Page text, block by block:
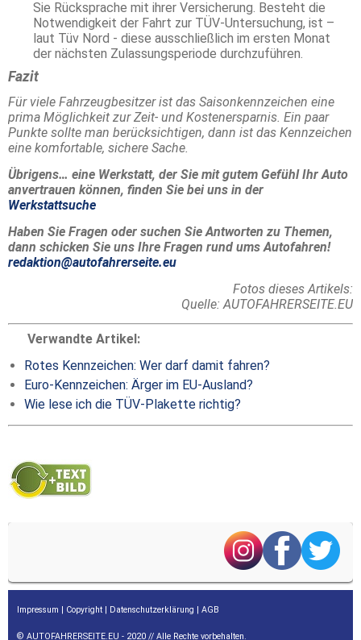
Sie Rücksprache mit ihrer Versicherung. Besteht die
Notwendigkeit der Fahrt zur TÜV-Untersuchung, ist –
laut Tüv Nord - diese ausschließlich im ersten Monat
der nächsten Zulassungsperiode durchzuführen.
Fazit
Für viele Fahrzeugbesitzer ist das Saisonkennzeichen eine
prima Möglichkeit zur Zeit- und Kostenersparnis. Ein paar
Punkte sollte man berücksichtigen, dann ist das Kennzeichen
eine komfortable, sichere Sache.
Übrigens… eine Werkstatt, der Sie mit gutem Gefühl Ihr Auto
anvertrauen können, finden Sie bei uns in der
Werkstattsuche
Haben Sie Fragen oder suchen Sie Antworten zu Themen,
dann schicken Sie uns Ihre Fragen rund ums Autofahren!
redaktion@autofahrerseite.eu
Fotos dieses Artikels:
Quelle: AUTOFAHRERSEITE.EU
Verwandte Artikel:
Rotes Kennzeichen: Wer darf damit fahren?
Euro-Kennzeichen: Ärger im EU-Ausland?
Wie lese ich die TÜV-Plakette richtig?
Impressum | Copyright | Datenschutzerklärung | AGB
© AUTOFAHRERSEITE.EU - 2020 // Alle Rechte vorbehalten.